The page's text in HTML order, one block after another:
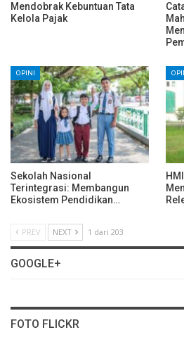
Mendobrak Kebuntuan Tata
Kelola Pajak
OPINI
Sekolah Nasional
Terintegrasi: Membangun
Ekosistem Pendidikan…
PREV NEXT 1 dari 203
GOOGLE+
FOTO FLICKR